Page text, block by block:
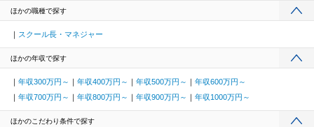
ほかの職種で探す
スクール長・マネジャー
ほかの年収で探す
年収300万円～ 年収400万円～ 年収500万円～
年収600万円～
年収700万円～
年収800万円～ 年収900万円～ 年収1000万円～
ほかのこだわり条件で探す